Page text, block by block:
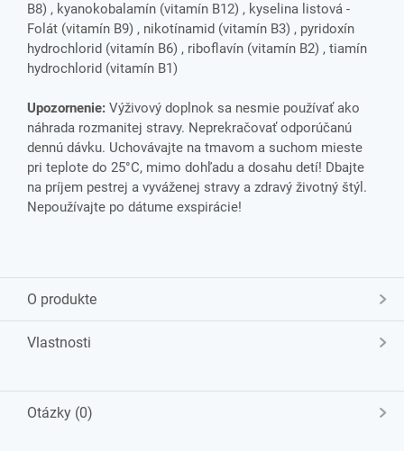
B8) , kyanokobalamín (vitamín B12) , kyselina listová -
Folát (vitamín B9) , nikotínamid (vitamín B3) , pyridoxín
hydrochlorid (vitamín B6) , riboflavín (vitamín B2) , tiamín
hydrochlorid (vitamín B1)
Upozornenie: Výživový doplnok sa nesmie používať ako
náhrada rozmanitej stravy. Neprekračovať odporúčanú
dennú dávku. Uchovávajte na tmavom a suchom mieste
pri teplote do 25°C, mimo dohľadu a dosahu detí! Dbajte
na príjem pestrej a vyváženej stravy a zdravý životný štýl.
Nepoužívajte po dátume exspirácie!
O produkte
Vlastnosti
Otázky (0)